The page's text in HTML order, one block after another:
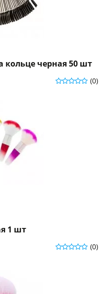
кольце черная 50 шт
(0)
1 шт
(0)